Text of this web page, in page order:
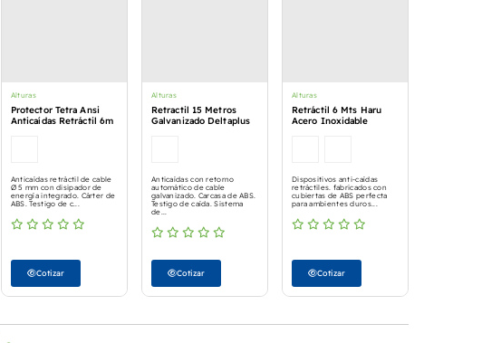
Alturas
Protector Tetra Ansi
Anticaídas Retráctil 6m
Anticaídas retráctil de cable
Ø 5 mm con disipador de
energía integrado. Cárter de
ABS. Testigo de c...
Cotizar
Alturas
Retractil 15 Metros
Galvanizado Deltaplus
Anticaídas con retorno
automático de cable
galvanizado. Carcasa de ABS.
Testigo de caída. Sistema
de...
Cotizar
Alturas
Retráctil 6 Mts Haru
Acero Inoxidable
Dispositivos anti-caídas
retráctiles. fabricados con
cubiertas de ABS perfecta
para ambientes duros...
Cotizar